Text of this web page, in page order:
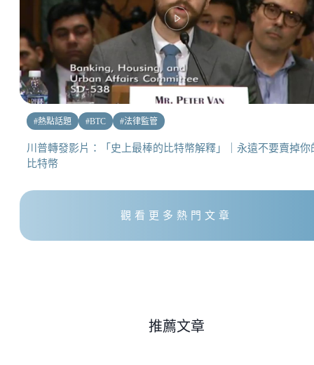
#熱點話題 #BTC #法律監管
川普轉發影片：「史上最棒的比特幣解釋」｜永遠不要賣掉你
比特幣
觀看更多熱門文章
推薦文章